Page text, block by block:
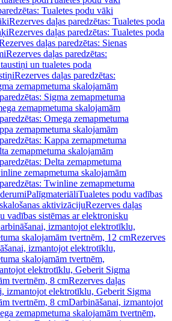
Tualetes podu vāki
Rezerves daļas paredzētas: Tualetes poda
Rezerves daļas paredzētas: Tualetes poda
daļas paredzētas: Sienas
Rezerves daļas paredzētas:
un tualetes poda
Rezerves daļas paredzētas:
zemapmetuma skalojamām
Sigma zemapmetuma
zemapmetuma skalojamām
Omega zemapmetuma
zemapmetuma skalojamām
Kappa zemapmetuma
zemapmetuma skalojamām
Delta zemapmetuma
zemapmetuma skalojamām
Twinline zemapmetuma
PalīgmateriāliTualetes podu vadības
aktivizācijuRezerves daļas
vadības sistēmas ar elektronisku
izmantojot elektrotīklu,
skalojamām tvertnēm, 12 cmRezerves
izmantojot elektrotīklu,
skalojamām tvertnēm,
elektrotīklu, Geberit Sigma
tvertnēm, 8 cmRezerves daļas
izmantojot elektrotīklu, Geberit Sigma
tvertnēm, 8 cmDarbināšanai, izmantojot
zemapmetuma skalojamām tvertnēm,